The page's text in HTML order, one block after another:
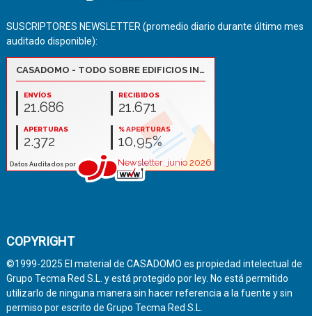
SUSCRIPTORES NEWSLETTER (promedio diario durante último mes
auditado disponible):
COPYRIGHT
©1999-2025 El material de CASADOMO es propiedad intelectual de
Grupo Tecma Red S.L. y está protegido por ley. No está permitido
utilizarlo de ninguna manera sin hacer referencia a la fuente y sin
permiso por escrito de Grupo Tecma Red S.L.